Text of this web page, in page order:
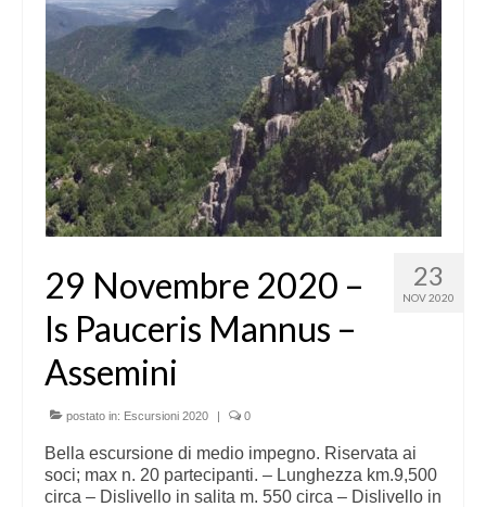
23
NOV 2020
29 Novembre 2020 –
Is Pauceris Mannus –
Assemini
postato in: Escursioni 2020 | 0
Bella escursione di medio impegno. Riservata ai
soci; max n. 20 partecipanti. – Lunghezza km.9,500
circa – Dislivello in salita m. 550 circa – Dislivello in